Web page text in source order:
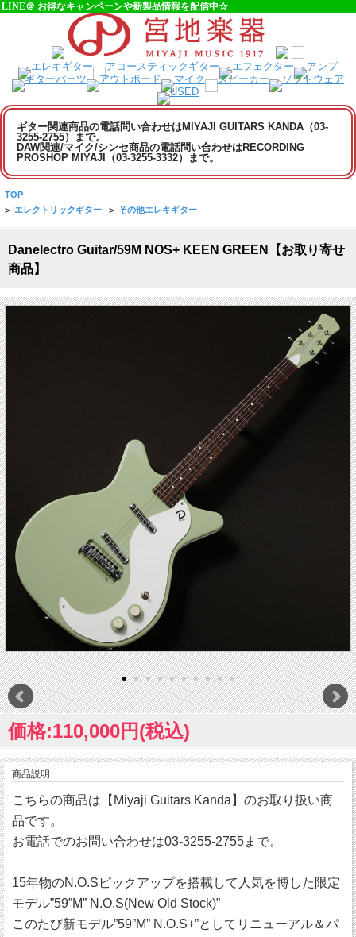
LINE＠ お得なキャンペーンや新製品情報を配信中☆
ギター関連商品の電話問い合わせはMIYAJI GUITARS KANDA（03-
3255-2755）まで。
DAW関連/マイク/シンセ商品の電話問い合わせはRECORDING
PROSHOP MIYAJI（03-3255-3332）まで。
TOP
> エレクトリックギター > その他エレキギター
Danelectro Guitar/59M NOS+ KEEN GREEN【お取り寄せ
商品】
価格:110,000円(税込)
商品説明
こちらの商品は【Miyaji Guitars Kanda】のお取り扱い商
品です。
お電話でのお問い合わせは03-3255-2755まで。
15年物のN.O.Sピックアップを搭載して人気を博した限定
モデル”59”M” N.O.S(New Old Stock)”
このたび新モデル”59”M” N.O.S+”としてリニューアル＆パ